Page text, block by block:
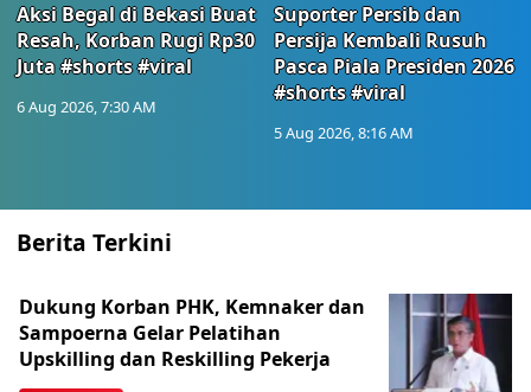
Aksi Begal di Bekasi Buat
Resah, Korban Rugi Rp30
Juta #shorts #viral
6 Aug 2026, 7:30 AM
Suporter Persib dan
Persija Kembali Rusuh
Pasca Piala Presiden 2026
#shorts #viral
5 Aug 2026, 8:16 AM
Berita Terkini
Dukung Korban PHK, Kemnaker dan
Sampoerna Gelar Pelatihan
Upskilling dan Reskilling Pekerja